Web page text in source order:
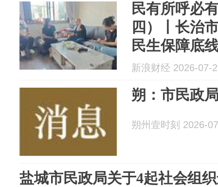
民有所呼必
四）丨长治
民生保障底
新浪财经 2026-07-
朔：市民政
朔州壹时刻 2026-
盐城市民政局关于4起社会组